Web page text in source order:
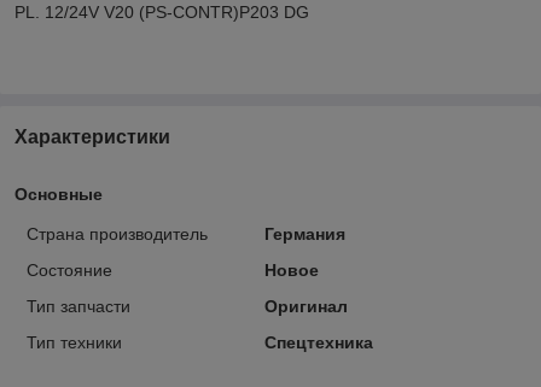
PL. 12/24V V20 (PS-CONTR)P203 DG
Характеристики
Основные
Страна производитель
Германия
Состояние
Новое
Тип запчасти
Оригинал
Тип техники
Спецтехника